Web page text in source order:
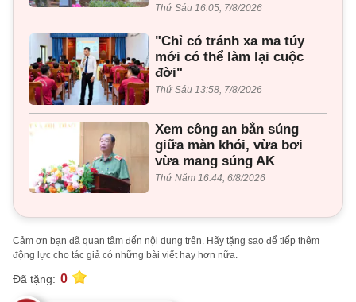
Thứ Sáu 16:05, 7/8/2026
"Chỉ có tránh xa ma túy
mới có thể làm lại cuộc
đời"
Thứ Sáu 13:58, 7/8/2026
Xem công an bắn súng
giữa màn khói, vừa bơi
vừa mang súng AK
Thứ Năm 16:44, 6/8/2026
Cảm ơn bạn đã quan tâm đến nội dung trên. Hãy tặng sao để tiếp thêm
động lực cho tác giả có những bài viết hay hơn nữa.
Đã tặng: 0